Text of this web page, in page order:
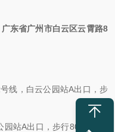
广东省广州市白云区云霄路8
线，白云公园站A出口，步
站A出口，步行800m即可